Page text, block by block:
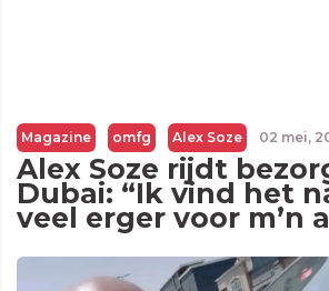
Magazine omfg Alex Soze 02 mei,
Alex Soze rijdt
Dubai: “Ik vind het
veel erger voor m’n